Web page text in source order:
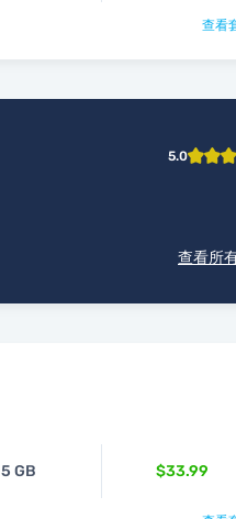
查看
5.0
查看所
5 GB $33.99